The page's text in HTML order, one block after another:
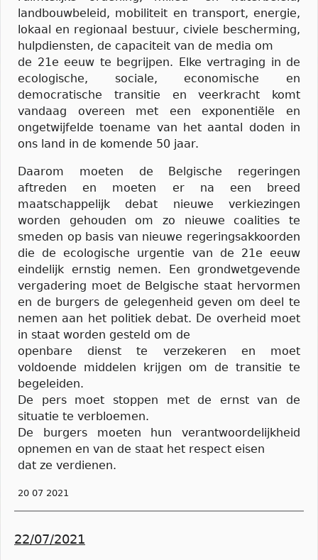
landbouwbeleid, mobiliteit en transport, energie,
lokaal en regionaal bestuur, civiele bescherming,
hulpdiensten, de capaciteit van de media om
de 21e eeuw te begrijpen. Elke vertraging in de
ecologische, sociale, economische en
democratische transitie en veerkracht komt
vandaag overeen met een exponentiële en
ongetwijfelde toename van het aantal doden in
ons land in de komende 50 jaar.
Daarom moeten de Belgische regeringen
aftreden en moeten er na een breed
maatschappelijk debat nieuwe verkiezingen
worden gehouden om zo nieuwe coalities te
smeden op basis van nieuwe regeringsakkoorden
die de ecologische urgentie van de 21e eeuw
eindelijk ernstig nemen. Een grondwetgevende
vergadering moet de Belgische staat hervormen
en de burgers de gelegenheid geven om deel te
nemen aan het politiek debat. De overheid moet
in staat worden gesteld om de
openbare dienst te verzekeren en moet
voldoende middelen krijgen om de transitie te
begeleiden.
De pers moet stoppen met de ernst van de
situatie te verbloemen.
De burgers moeten hun verantwoordelijkheid
opnemen en van de staat het respect eisen
dat ze verdienen.
20 07 2021
22/07/2021